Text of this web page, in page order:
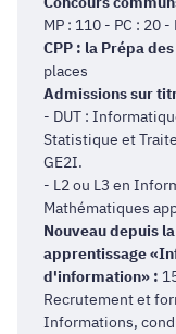
MP : 110 - PC : 20
CPP : la Prépa
places
Admissions sur
- DUT :
Statistique et
GE2I.
- L2 ou L3 en
Mathématiques
Nouveau depuis
apprentissage
d'information» :
Recrutement et
Informations,